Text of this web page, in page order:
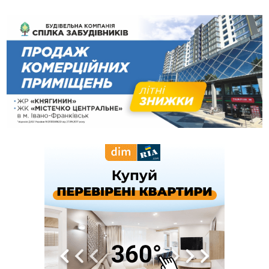
10:02
Змушував надсилати інтимні фото: на Прикарпатті
затримали підозрюваного у розбещенні малолітньої
09:22
АМКУ розпочав справу проти Гвіздецької селищної ради
через різні ставки земельного податку
08:54
Синоптики попереджають про значний дощ на Прикарпатті
до кінця п'ятниці
08:45
Нафтогазову площу на межі Прикарпаття та Львівщини
повторно виставили на аукціон за 830 млн
У Польщі невідомі скоїли наругу над могилою УПА
Сили оборони уразила Ярославський НПЗ та кораблі
берегової охорони фсб у Керчі
ВІДЕО Скарби Музею писанкового розпису побачать
далеко за межами Коломиї
Поблизу Франківська п'яний на Chevrolet втікав від поліції
На Прикарпатті триває декларування вогнепальної зброї:
уже зареєстровано 282 одиниці
Понад 9 тис. прикарпатських вступників отримали